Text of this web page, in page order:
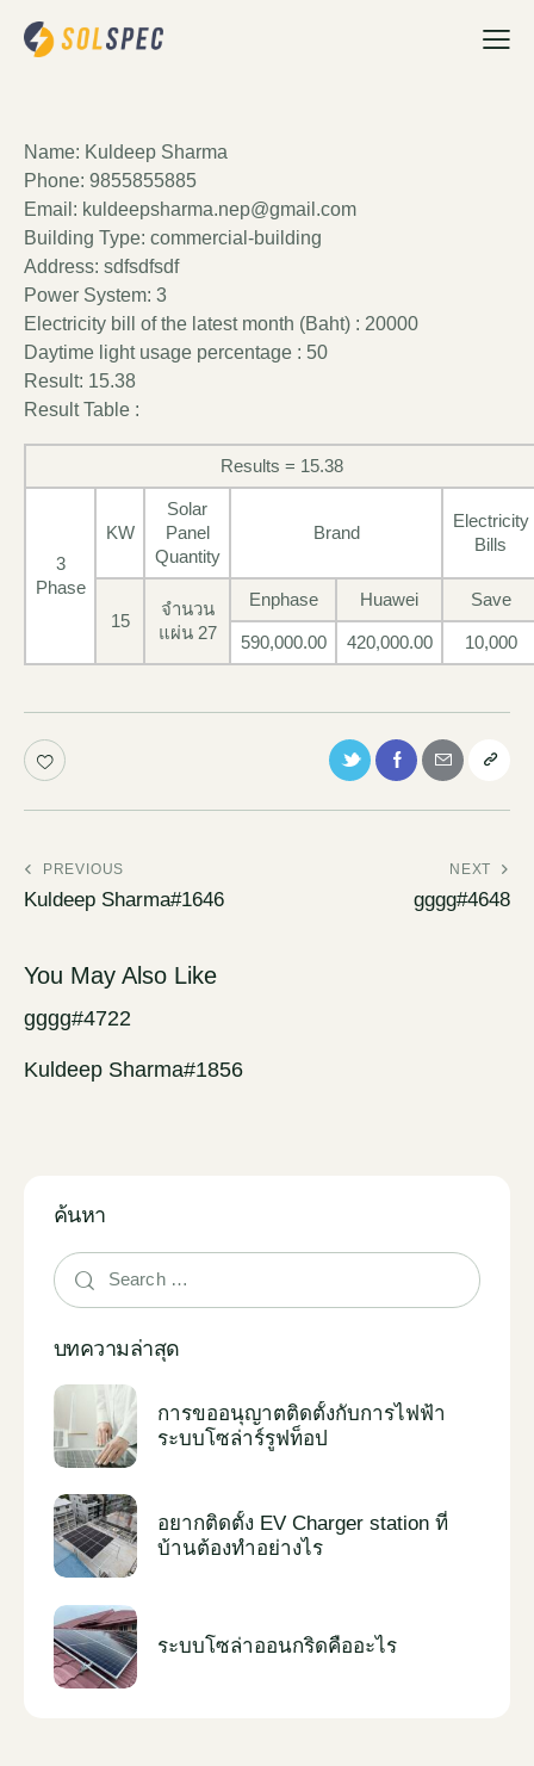
Name: Kuldeep Sharma
Phone: 9855855885
Email: kuldeepsharma.nep@gmail.com
Building Type: commercial-building
Address: sdfsdfsdf
Power System: 3
Electricity bill of the latest month (Baht) : 20000
Daytime light usage percentage : 50
Result: 15.38
Result Table :
Results = 15.38
3
Phase
KW
Solar
Panel
Quantity
Brand
Electricity
Bills
15
จำนวน
แผ่น 27
Enphase Huawei Save
590,000.00 420,000.00 10,000
PREVIOUS
Kuldeep Sharma#1646
NEXT
gggg#4648
You May Also Like
gggg#4722
Kuldeep Sharma#1856
ค้นหา
บทความล่าสุด
การขออนุญาตติดตั้งกับการไฟฟ้า
ระบบโซล่าร์รูฟท็อป
อยากติดตั้ง EV Charger station ที่
บ้านต้องทำอย่างไร
ระบบโซล่าออนกริดคืออะไร